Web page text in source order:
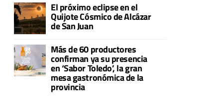
El próximo eclipse en el
Quijote Cósmico de Alcázar
de San Juan
Más de 60 productores
confirman ya su presencia
en ‘Sabor Toledo’, la gran
mesa gastronómica de la
provincia